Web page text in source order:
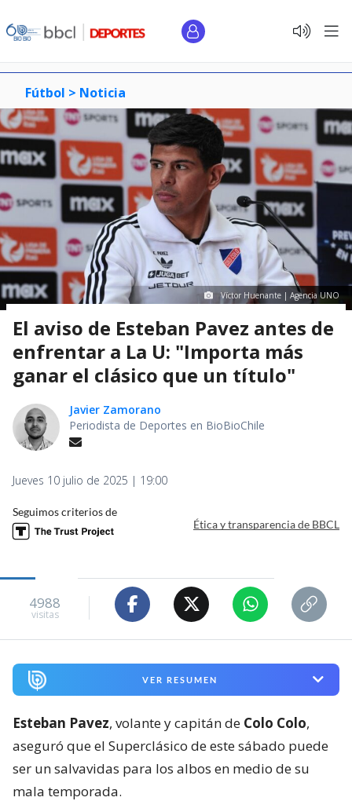
Fútbol > Noticia
Víctor Huenante | Agencia UNO
El aviso de Esteban Pavez antes de
enfrentar a La U: "Importa más
ganar el clásico que un título"
Javier Zamorano
Periodista de Deportes en BioBioChile
Jueves 10 julio de 2025 | 19:00
Seguimos criterios de
Ética y transparencia de BBCL
4988
visitas
VER RESUMEN
Esteban Pavez, volante y capitán de Colo Colo,
aseguró que el Superclásico de este sábado puede
ser un salvavidas para los albos en medio de su
mala temporada.